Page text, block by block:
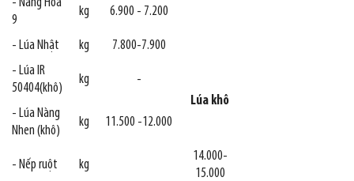
- Nàng Hoa
9
kg 6.900 - 7.200
- Lúa Nhật kg
7.800-7.900
- Lúa IR
50404(khô)
kg
-
Lúa khô
- Lúa Nàng
Nhen (khô)
kg 11.500 -12.000
- Nếp ruột kg
14.000-
15.000